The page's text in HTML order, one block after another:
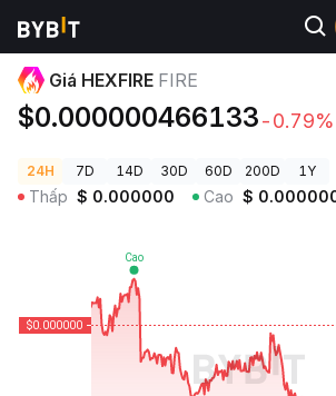
Giá Tiền Điện Tử
Giá HEXFIRE FIRE
$0.000000466133-0.79%
24H 7D 14D 30D 60D 200D 1Y
Thấp $ 0.000000 Cao $